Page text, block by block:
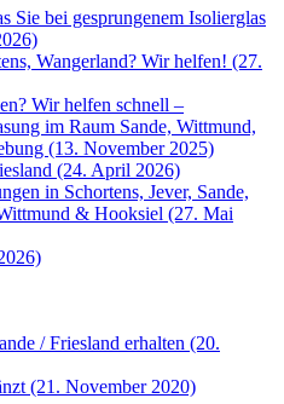
Sie bei gesprungenem Isolierglas
Wangerland? Wir helfen! (27.
Wir helfen schnell –
im Raum Sande, Wittmund,
(13. November 2025)
(24. April 2026)
in Schortens, Jever, Sande,
& Hooksiel (27. Mai
/ Friesland erhalten (20.
(21. November 2020)